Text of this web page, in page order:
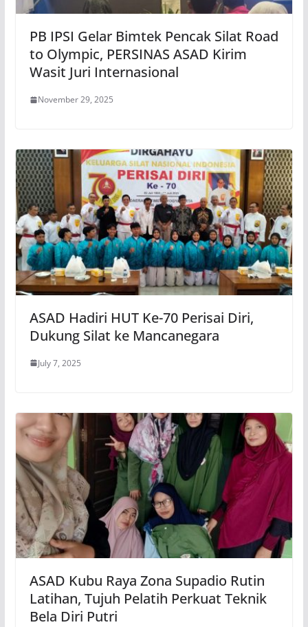
PB IPSI Gelar Bimtek Pencak Silat Road
to Olympic, PERSINAS ASAD Kirim
Wasit Juri Internasional
November 29, 2025
ASAD Hadiri HUT Ke-70 Perisai Diri,
Dukung Silat ke Mancanegara
July 7, 2025
ASAD Kubu Raya Zona Supadio Rutin
Latihan, Tujuh Pelatih Perkuat Teknik
Bela Diri Putri